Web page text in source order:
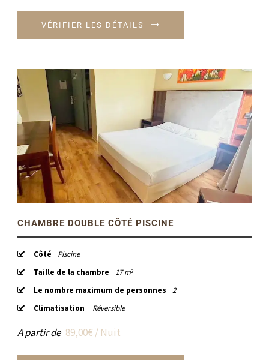
VÉRIFIER LES DÉTAILS
CHAMBRE DOUBLE CÔTÉ PISCINE
Côté
Piscine
Taille de la chambre
17 m²
Le nombre maximum de personnes
2
Climatisation
Réversible
A partir de 89,00€ / Nuit